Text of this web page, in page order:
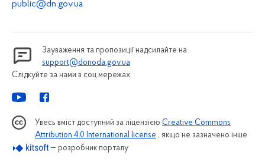
public@dn.gov.ua
Зауваження та пропозиції надсилайте на
support@donoda.gov.ua
Слідкуйте за нами в соц.мережах:
Увесь вміст доступний за ліцензією Creative Commons
Attribution 4.0 International license , якщо не зазначено інше
— розробник порталу